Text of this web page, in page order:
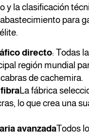
y la clasificación
para
directo: Todas
región mundial
de cachemira.
La fábrica
lo que crea una
avanzadaTodos